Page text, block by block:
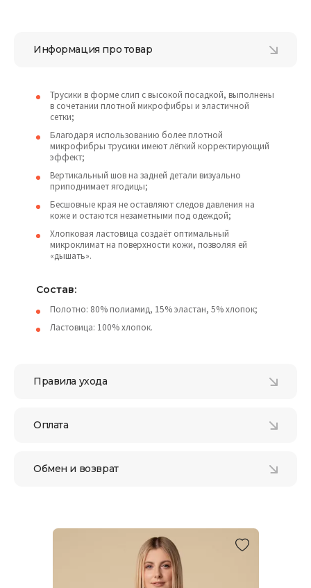
Информация про товар
Трусики в форме слип с высокой посадкой, выполнены
в сочетании плотной микрофибры и эластичной
сетки;
Благодаря использованию более плотной
микрофибры трусики имеют лёгкий корректирующий
эффект;
Вертикальный шов на задней детали визуально
приподнимает ягодицы;
Бесшовные края не оставляют следов давления на
коже и остаются незаметными под одеждой;
Хлопковая ластовица создаёт оптимальный
микроклимат на поверхности кожи, позволяя ей
«дышать».
Состав:
Полотно: 80% полиамид, 15% эластан, 5% хлопок;
Ластовица: 100% хлопок.
Правила ухода
Оплата
Обмен и возврат